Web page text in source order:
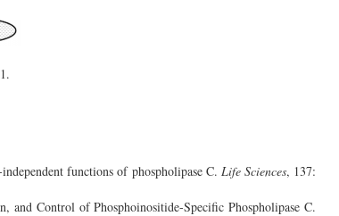
functions of phospholipase C. Life Sciences, 137:
and Control of Phosphoinositide-Specific Phospholipase C.